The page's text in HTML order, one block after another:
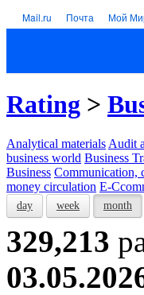
Mail.ru Почта Мой
Rating >
Analytical materials Audit
business world Business
Business Communication,
money circulation E-
day week month
329,213